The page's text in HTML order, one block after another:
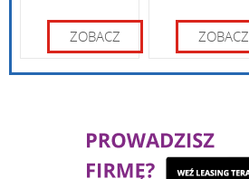
ZOBACZ ZOBACZ